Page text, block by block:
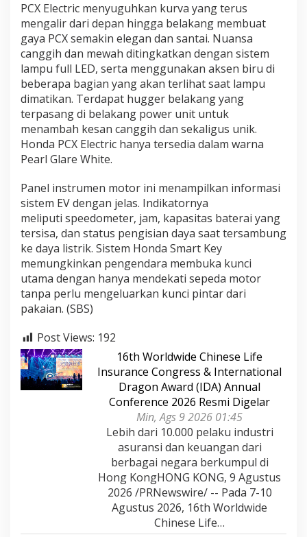
PCX Electric menyuguhkan kurva yang terus
mengalir dari depan hingga belakang membuat
gaya PCX semakin elegan dan santai. Nuansa
canggih dan mewah ditingkatkan dengan sistem
lampu full LED, serta menggunakan aksen biru di
beberapa bagian yang akan terlihat saat lampu
dimatikan. Terdapat hugger belakang yang
terpasang di belakang power unit untuk
menambah kesan canggih dan sekaligus unik.
Honda PCX Electric hanya tersedia dalam warna
Pearl Glare White.
Panel instrumen motor ini menampilkan informasi
sistem EV dengan jelas. Indikatornya
meliputi speedometer, jam, kapasitas baterai yang
tersisa, dan status pengisian daya saat tersambung
ke daya listrik. Sistem Honda Smart Key
memungkinkan pengendara membuka kunci
utama dengan hanya mendekati sepeda motor
tanpa perlu mengeluarkan kunci pintar dari
pakaian. (SBS)
Post Views: 192
16th Worldwide Chinese Life
Insurance Congress & International
Dragon Award (IDA) Annual
Conference 2026 Resmi Digelar
Min, Ags 9 2026 01:45
Lebih dari 10.000 pelaku industri
asuransi dan keuangan dari
berbagai negara berkumpul di
Hong KongHONG KONG, 9 Agustus
2026 /PRNewswire/ -- Pada 7-10
Agustus 2026, 16th Worldwide
Chinese Life…